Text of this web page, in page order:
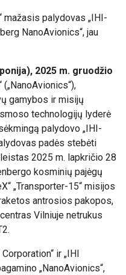
mažasis palydovas „IHI-
NanoAvionics“, jau
2025 m. gruodžio
gamybos ir misijų
technologijų lyderė
palydovo „IHI-
padės stebėti
2025 m. lapkričio 28
kosminių pajėgų
„Transporter-15“ misijos
antrosios pakopos,
Vilniuje netrukus
ir „IHI
„NanoAvionics“,